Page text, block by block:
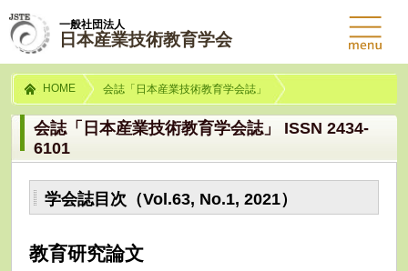
一般社団法人
日本産業技術教育学会
HOME 会誌「日本産業技術教育学会誌」
会誌「日本産業技術教育学会誌」 ISSN 2434-
6101
学会誌目次（Vol.63, No.1, 2021）
教育研究論文